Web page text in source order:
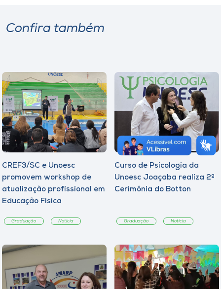
Confira também
CREF3/SC e Unoesc
promovem workshop de
atualização profissional em
Educação Física
Graduação Notícia
Curso de Psicologia da
Unoesc Joaçaba realiza 2ª
Cerimônia do Botton
Graduação Notícia